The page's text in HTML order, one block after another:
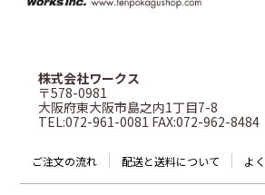
株式会社ワークス
〒578-0981
大阪府東大阪市島之内1丁目7-8
TEL:072-961-0081 FAX:072-962-8484
ご注文の流れ 配送と送料について よ